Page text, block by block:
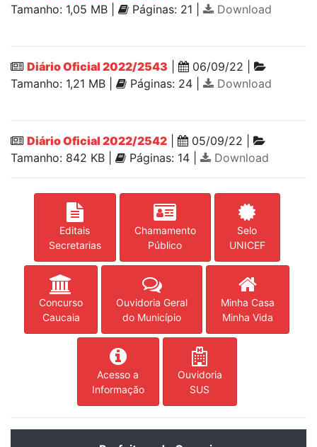
Tamanho: 1,05 MB |
Páginas: 21 | Download
Diário Oficial 2022/2543
06/09/22 |
Tamanho: 1,21 MB |
Páginas: 24 | Download
Diário Oficial 2022/2542
05/09/22 |
Tamanho: 842 KB |
Páginas: 14 | Download
Editais
Secretarias
Chamamento
Público
Selo
UNICEF
Concurso
Caucaia
Ouvidoria Geral
do Município
Minha Casa
Minha Vida
Acesso a
Informação
Ouvidoria
SUS